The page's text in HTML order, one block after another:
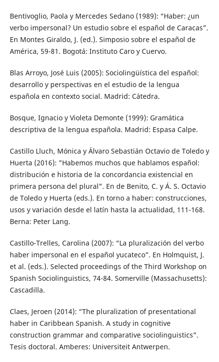
Bentivoglio, Paola y Mercedes Sedano (1989): “Haber: ¿un
verbo impersonal? Un estudio sobre el español de Caracas”.
En Montes Giraldo, J. (ed.). Simposio sobre el español de
América, 59-81. Bogotá: Instituto Caro y Cuervo.
Blas Arroyo, José Luis (2005): Sociolingüística del español:
desarrollo y perspectivas en el estudio de la lengua
española en contexto social. Madrid: Cátedra.
Bosque, Ignacio y Violeta Demonte (1999): Gramática
descriptiva de la lengua española. Madrid: Espasa Calpe.
Castillo Lluch, Mónica y Álvaro Sebastián Octavio de Toledo y
Huerta (2016): "Habemos muchos que hablamos español:
distribución e historia de la concordancia existencial en
primera persona del plural". En de Benito, C. y Á. S. Octavio
de Toledo y Huerta (eds.). En torno a haber: construcciones,
usos y variación desde el latín hasta la actualidad, 111-168.
Berna: Peter Lang.
Castillo-Trelles, Carolina (2007): “La pluralización del verbo
haber impersonal en el español yucateco”. En Holmquist, J.
et al. (eds.). Selected proceedings of the Third Workshop on
Spanish Sociolinguistics, 74-84. Somerville (Massachusetts):
Cascadilla.
Claes, Jeroen (2014): “The pluralization of presentational
haber in Caribbean Spanish. A study in cognitive
construction grammar and comparative sociolinguistics”.
Tesis doctoral. Amberes: Universiteit Antwerpen.